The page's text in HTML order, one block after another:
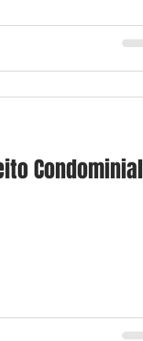
Condominial